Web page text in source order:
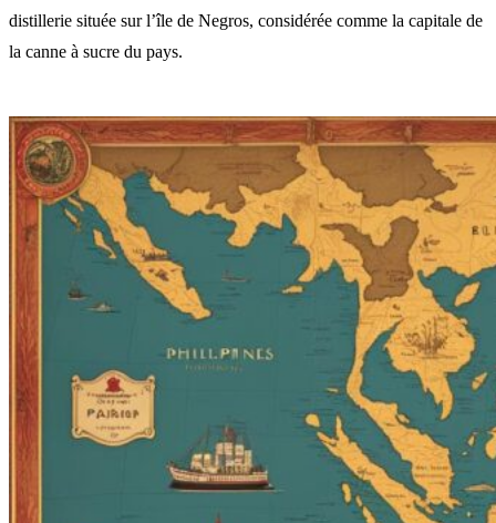
distillerie située sur l’île de Negros, considérée comme la capitale de
la canne à sucre du pays.